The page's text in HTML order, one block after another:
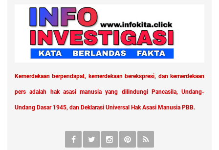
Kemerdekaan berpendapat, kemerdekaan berekspresi, dan kemerdekaan
pers adalah hak asasi manusia yang dilindungi Pancasila, Undang-
Undang Dasar 1945, dan Deklarasi Universal Hak Asasi Manusia PBB.